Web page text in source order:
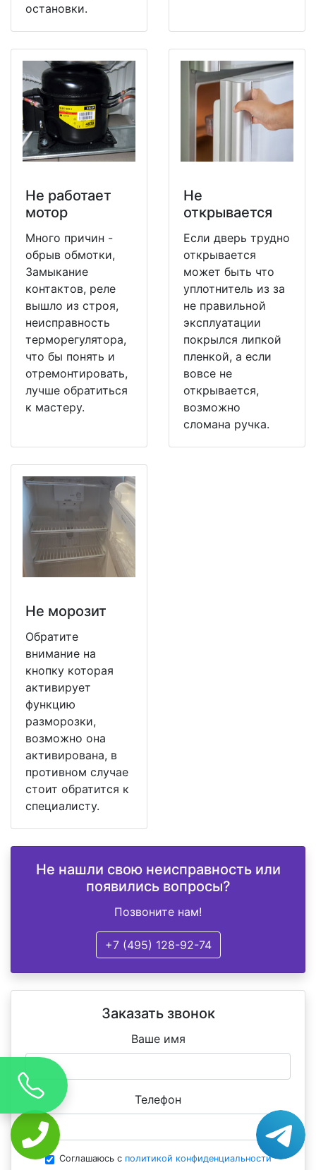
остановки.
Не работает
мотор
Много причин -
обрыв обмотки,
Замыкание
контактов, реле
вышло из строя,
неисправность
терморегулятора,
что бы понять и
отремонтировать,
лучше обратиться
к мастеру.
Не
открывается
Если дверь трудно
открывается
может быть что
уплотнитель из за
не правильной
эксплуатации
покрылся липкой
пленкой, а если
вовсе не
открывается,
возможно
сломана ручка.
Не морозит
Обратите
внимание на
кнопку которая
активирует
функцию
разморозки,
возможно она
активирована, в
противном случае
стоит обратится к
специалисту.
Не нашли свою неисправность или
появились вопросы?
Позвоните нам!
+7 (495) 128-92-74
Заказать звонок
Ваше имя
Телефон
Соглашаюсь с политикой конфиденциальности